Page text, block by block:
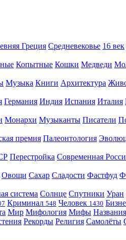
Греция Средневековье 16 век
Копытные Кошки Медведи
Музыка Книги Архитектура
Германия Индия Испания Италия
Монархи Музыканты Писатели
премия Палеонтология
Перестройка Современная
Овощи Сахар Сладости Фастфуд
система Солнце Спутники Уран
Криминал 548 Человек 1430
Мир Мифология Мифы Названия
Рекорды Религия Самолёты